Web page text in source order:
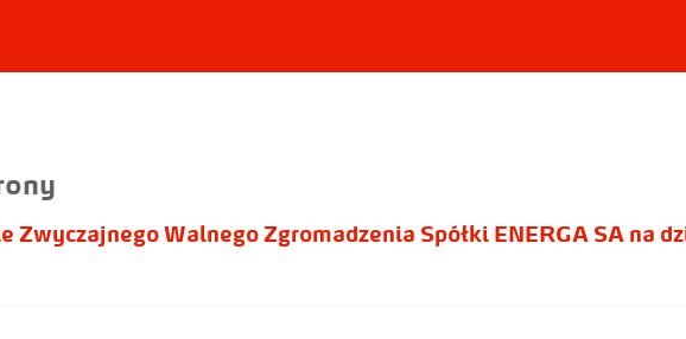
Zwyczajnego Walnego Zgromadzenia Spółki ENERGA SA na